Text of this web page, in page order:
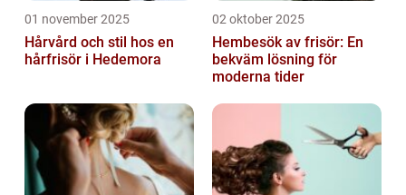
01 november 2025
Hårvård och stil hos en
hårfrisör i Hedemora
02 oktober 2025
Hembesök av frisör: En
bekväm lösning för
moderna tider